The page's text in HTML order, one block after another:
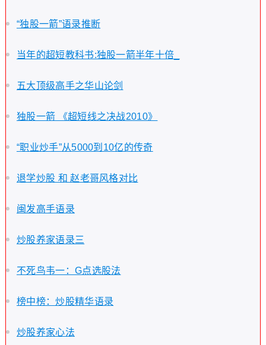
“独股一箭”语录推断
当年的超短教科书:独股一箭半年十倍_
五大顶级高手之华山论剑
独股一箭 《超短线之决战2010》
“职业炒手”从5000到10亿的传奇
退学炒股 和 赵老哥风格对比
闽发高手语录
炒股养家语录三
不死鸟韦一：G点选股法
榜中榜：炒股精华语录
炒股养家心法